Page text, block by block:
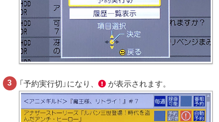
「予約実行切」になり、 が表示されます。